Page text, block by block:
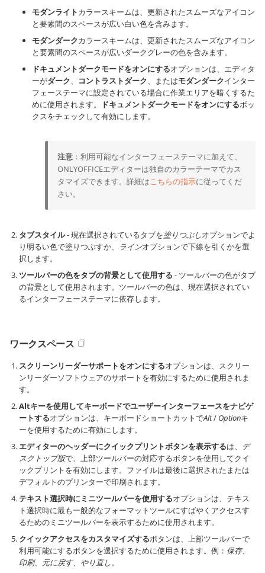
モダンライトカラースキームは、更新されたスムーズなアイコン
と要素間のスペースが広い白い色を含みます。
モダンダークカラースキームは、更新されたスムーズなアイコン
と要素間のスペースが広いダークグレーの色を含みます。
ドキュメントダークモードをオンにするオプションは、エディタ
ーがダーク、 コントラストダーク、またはモダンダークインター
フェーステーマに設定されている場合に作業エリアを暗くするた
めに使用されます。
ドキュメントダークモードをオンにするボッ
クスをチェックして有効にします。
注意 ：利用可能なインターフェーステーマに加えて、
ONLYOFFICEエディターは独自のカラーテーマでカス
タマイズできます。詳細はこちらの指示に従ってくだ
さい。
タブスタイル- 現在選択されているタブを塗りつぶしオプションでよ
り明るい色で塗りつぶすか、
ラインオプションで下線を引くかを選
択します。
ツールバーの色をタブの背景として使用する - ツールバーの色がタブ
の背景として使用されます。ツールバーの色は、現在選択されてい
るインターフェーステーマに依存します。
ワークスペース
スクリーンリーダーサポートをオンにするオプションは、スクリー
ンリーダーソフトウェアのサポートを有効にするために使用されま
す。
Altキーを使用してキーボードでユーザーインターフェースをナビゲ
ートするオプションは、キーボードショートカットでAlt/ Optionキ
ーを使用するために有効にします。
エディターのヘッダーにクイックプリントボタンを表示するは、
デ
スクトップ版で、上部ツールバーの対応するボタンを使用してクイ
ックプリントを有効にします。ファイルは最後に選択されたまたは
デフォルトのプリンターで印刷されます。
テキスト選択時にミニツールバーを使用するオプションは、テキス
ト選択時に最も一般的なフォーマットツールにすばやくアクセスす
るためのミニツールバーを表示するために使用されます。
クイックアクセスをカスタマイズするボタンは、上部ツールバーで
利用可能にするボタンを選択するために使用されます。例： 保存、
印刷、 元に戻す、 やり直し。